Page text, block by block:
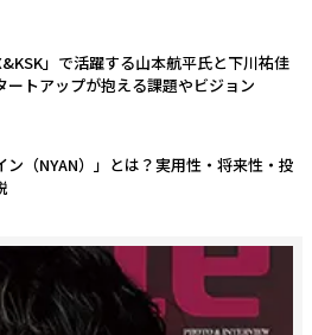
」で活躍する山本航平氏と下川祐佳
ートアップが抱える課題やビジョン
ン（NYAN）」とは？実用性・将来性・投